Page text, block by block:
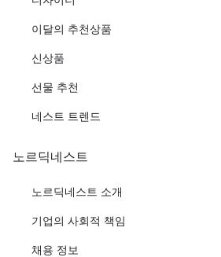
이달의 추천상품
신상품
선물 추천
네스트 트렌드
노르딕네스트
노르딕네스트 소개
기업의 사회적 책임
채용 정보